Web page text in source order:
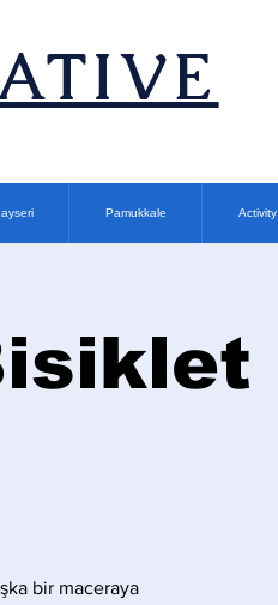
Pamukkale Activity
bir maceraya